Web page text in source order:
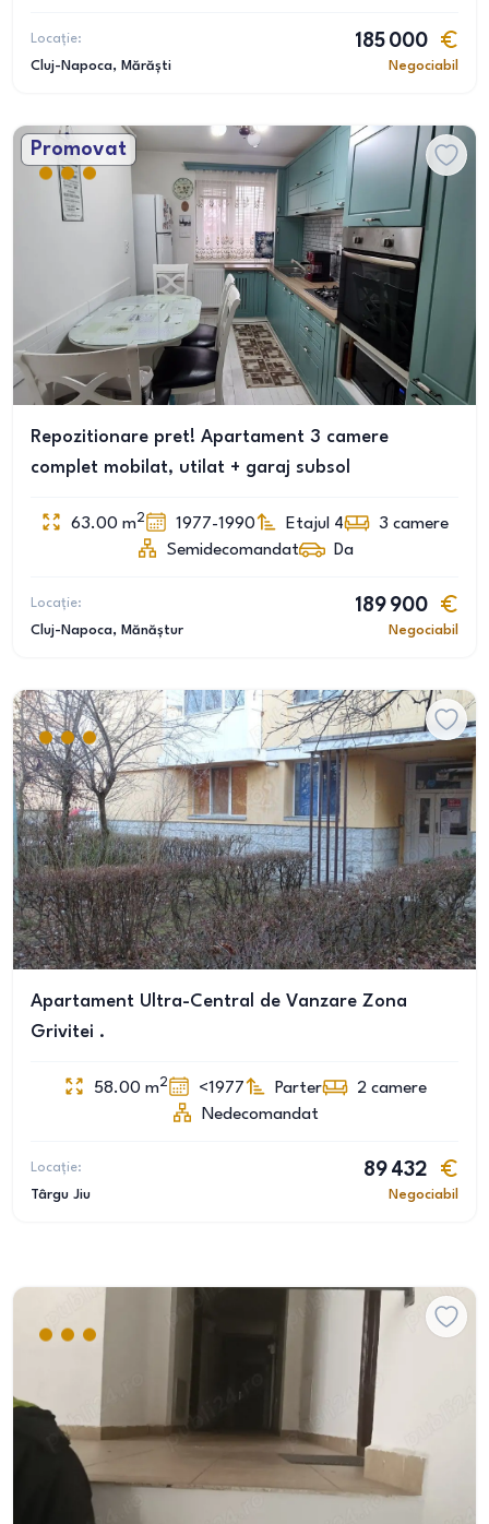
Locație:
Cluj-Napoca, Mărăști
185 000
Negociabil
Promovat
Repozitionare pret! Apartament 3 camere
complet mobilat, utilat + garaj subsol
63.00 m2 1977-1990 Etajul 4 3 camere
Semidecomandat
Da
Locație:
Cluj-Napoca, Mănăștur
189 900
Negociabil
Apartament Ultra-Central de Vanzare Zona
Grivitei .
58.00 m2 <1977 Parter 2 camere
Nedecomandat
Locație:
Târgu Jiu
89 432
Negociabil